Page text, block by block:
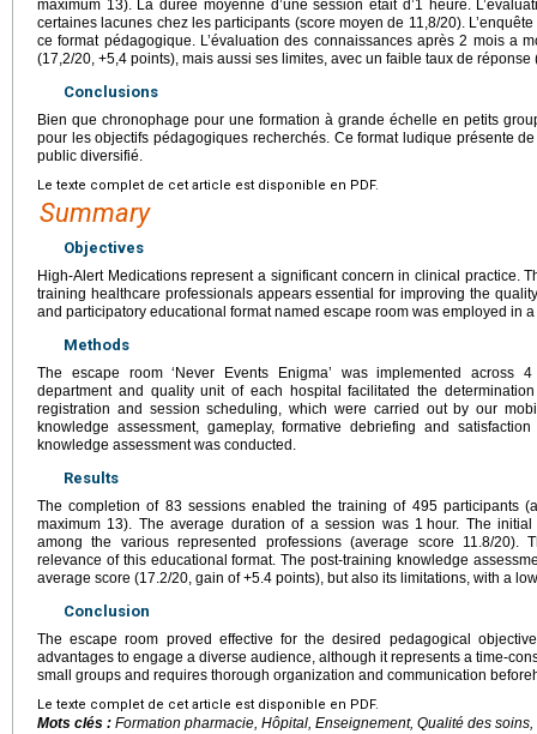
maximum 13). La durée moyenne d’une session était d’1 heure.
certaines lacunes chez les participants (score moyen de 11,8/20).
ce format pédagogique. L’évaluation des connaissances après 2 mois a
(17,2/20, +5,4 points), mais aussi ses limites, avec un faible taux de réponse
Conclusions
Bien que chronophage pour une formation à grande échelle en petits
pour les objectifs pédagogiques recherchés. Ce format ludique présente
public diversifié.
Le texte complet de cet article est disponible en PDF.
Summary
Objectives
High-Alert Medications represent a significant concern in clinical practice.
training healthcare professionals appears essential for improving the
and participatory educational format named escape room was employed in
Methods
The escape room ‘Never Events Enigma’ was implemented across
department and quality unit of each hospital facilitated the
registration and session scheduling, which were carried out by our
knowledge assessment, gameplay, formative debriefing and
knowledge assessment was conducted.
Results
The completion of 83 sessions enabled the training of 495 participants
maximum 13). The average duration of a session was 1 hour. The
among the various represented professions (average score 11.8/20).
relevance of this educational format. The post-training knowledge
average score (17.2/20, gain of +5.4 points), but also its limitations, with a
Conclusion
The escape room proved effective for the desired pedagogical
advantages to engage a diverse audience, although it represents a time-
small groups and requires thorough organization and communication
Le texte complet de cet article est disponible en PDF.
Mots clés : Formation pharmacie, Hôpital, Enseignement, Qualité des